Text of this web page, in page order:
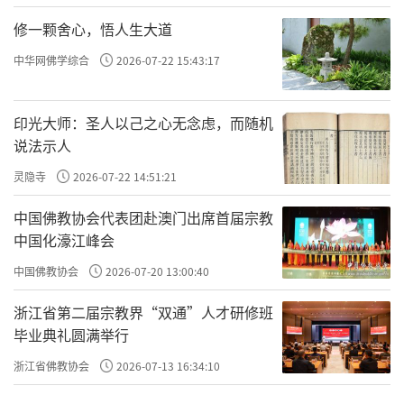
修一颗舍心，悟人生大道
中华网佛学综合 2026-07-22 15:43:17
印光大师：圣人以己之心无念虑，而随机
说法示人
灵隐寺 2026-07-22 14:51:21
中国佛教协会代表团赴澳门出席首届宗教
中国化濠江峰会
中国佛教协会 2026-07-20 13:00:40
浙江省第二届宗教界“双通”人才研修班
毕业典礼圆满举行
浙江省佛教协会 2026-07-13 16:34:10